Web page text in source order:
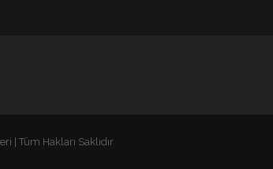
| Tüm Hakları Saklıdır